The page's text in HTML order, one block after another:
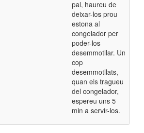
pal, haureu de
deixar-los prou
estona al
congelador per
poder-los
desemmotllar. Un
cop
desemmotllats,
quan els tragueu
del congelador,
espereu uns 5
min a servir-los.